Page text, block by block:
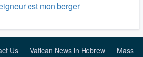
est mon berger
Us Vatican News in Hebrew
Mass